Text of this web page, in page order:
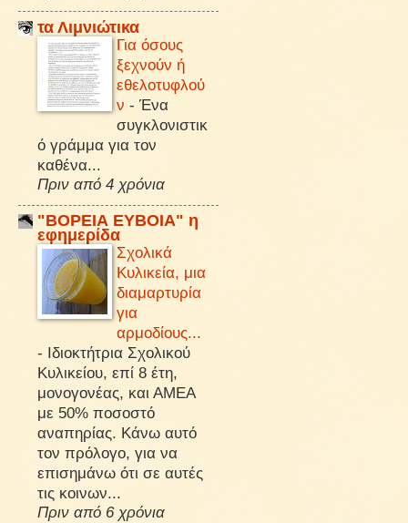
τα Λιμνιώτικα
Για όσους
ξεχνούν ή
εθελοτυφλού
ν - Ένα
συγκλονιστικ
ό γράμμα για τον
καθένα...
Πριν από 4 χρόνια
"ΒΟΡΕΙΑ ΕΥΒΟΙΑ" η
εφημερίδα
Σχολικά
Κυλικεία, μια
διαμαρτυρία
για
αρμοδίους...
- Ιδιοκτήτρια Σχολικού
Κυλικείου, επί 8 έτη,
μονογονέας, και ΑΜΕΑ
με 50% ποσοστό
αναπηρίας. Κάνω αυτό
τον πρόλογο, για να
επισημάνω ότι σε αυτές
τις κοινων...
Πριν από 6 χρόνια